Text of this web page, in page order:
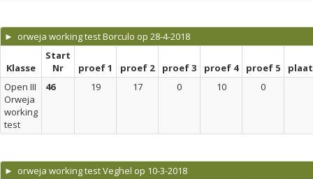
► orweja working test Borculo op 28-4-2018
Klasse
Start
Nr
proef 1 proef 2 proef 3 proef 4 proef 5
Open III
Orweja
working
test
46 19 17 0 10 0
► orweja working test Veghel op 10-3-2018